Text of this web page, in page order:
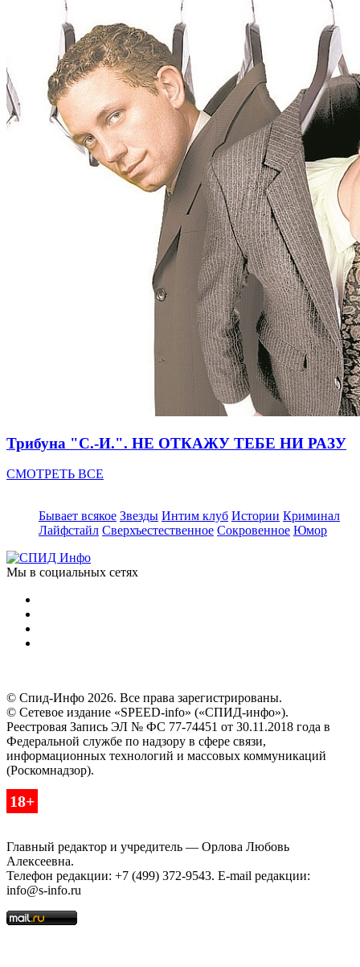
Трибуна "С.-И.". НЕ ОТКАЖУ ТЕБЕ НИ РАЗУ
СМОТРЕТЬ ВСЕ
Бывает всякое Звезды Интим клуб Истории Криминал
Лайфстайл Сверхъестественное Сокровенное Юмор
Мы в социальных сетях
© Спид-Инфо 2026. Все права зарегистрированы.
© Сетевое издание «SPEED-info» («СПИД-инфо»).
Реестровая Запись ЭЛ № ФС 77-74451 от 30.11.2018 года в
Федеральной службе по надзору в сфере связи,
информационных технологий и массовых коммуникаций
(Роскомнадзор).
18+
Главный редактор и учредитель — Орлова Любовь
Алексеевна.
Телефон редакции: +7 (499) 372-9543. E-mail редакции:
info@s-info.ru